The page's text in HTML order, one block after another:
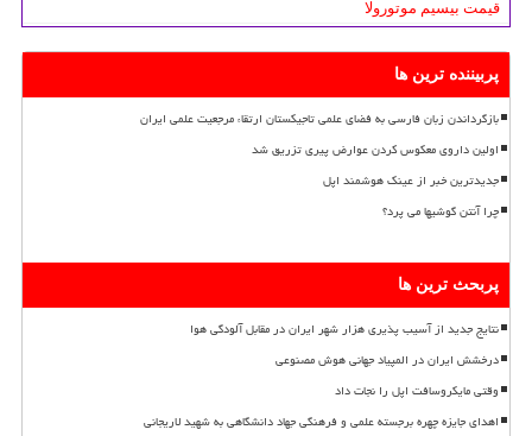
قیمت بیسیم موتورولا
پربیننده ترین ها
بازگرداندن زبان فارسی به فضای علمی تاجیکستان ارتقاء مرجعیت علمی ایران
اولین داروی معکوس کردن عوارض پیری تزریق شد
جدیدترین خبر از عینک هوشمند اپل
چرا آنتن گوشیها می پرد؟
پربحث ترین ها
نتایج جدید از آسیب پذیری هزار شهر ایران در مقابل آلودگی هوا
درخشش ایران در المپیاد جهانی هوش مصنوعی
وقتی مایکروسافت اپل را نجات داد
اهدای جایزه چهره برجسته علمی و فرهنگی جهاد دانشگاهی به شهید لاریجانی